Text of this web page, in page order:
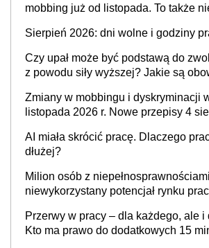
mobbing już od listopada. To także
Sierpień 2026: dni wolne i godziny
Czy upał może być podstawą do
z powodu siły wyższej? Jakie są
Zmiany w mobbingu i dyskryminacji
listopada 2026 r. Nowe przepisy 4
AI miała skrócić pracę. Dlaczego
dłużej?
Milion osób z
niewykorzystany potencjał rynku
refundacji, ale bariery po stronie
świadomości pracodawców
Przerwy w pracy – dla każdego, ale i
Kto ma prawo do dodatkowych 15